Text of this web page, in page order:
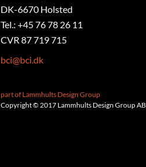
DK-6670 Holsted
Tel.: +45 76 78 26 11
CVR 87 719 715
bci@bci.dk
part of Lammhults Design Group
Copyright © 2017 Lammhults Design Group AB